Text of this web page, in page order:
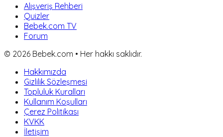
Alışveriş Rehberi
Quizler
Bebek.com TV
Forum
© 2026 Bebek.com • Her hakkı saklıdır.
Hakkımızda
Gizlilik Sözleşmesi
Topluluk Kuralları
Kullanım Koşulları
Çerez Politikası
KVKK
İletişim